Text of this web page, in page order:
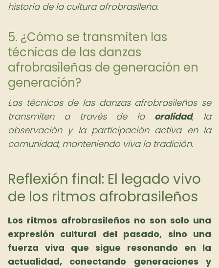
historia de la cultura afrobrasileña.
5. ¿Cómo se transmiten las
técnicas de las danzas
afrobrasileñas de generación en
generación?
Las técnicas de las danzas afrobrasileñas se
transmiten a través de la oralidad, la
observación y la participación activa en la
comunidad, manteniendo viva la tradición.
Reflexión final: El legado vivo
de los ritmos afrobrasileños
Los ritmos afrobrasileños no son solo una
expresión cultural del pasado, sino una
fuerza viva que sigue resonando en la
actualidad, conectando generaciones y